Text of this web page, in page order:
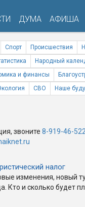
ДУМА АФИША
Спорт Происшествия
Народный
и финансы
СВО Наше
звоните 8-919-46-
налог
изменения, новый
Кто и сколько будет